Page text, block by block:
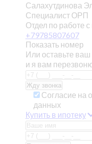
Салахутдинова
Специалист ОРП
Отдел по работе
+79785807607
Показать номер
Или оставьте
и я вам
Согласие на
данных
Купить в ипотеку